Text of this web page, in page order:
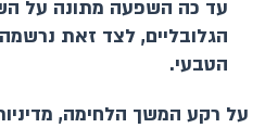
עד כה השפעה מתונה על
הגלובליים, לצד זאת
הטבעי.
על רקע המשך הלחימה,